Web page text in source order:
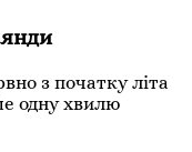
з початку літа
одну хвилю